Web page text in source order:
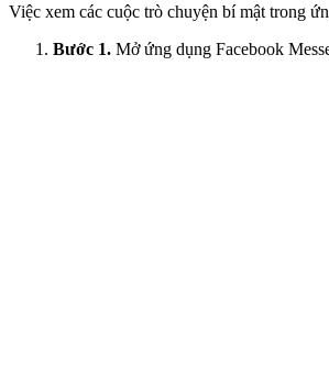
Việc xem các cuộc trò chuyện bí mật trong
Bước 1. Mở ứng dụng Facebook